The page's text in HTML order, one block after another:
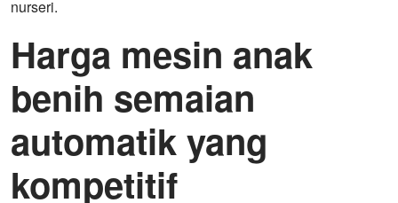
nurseri.
Harga mesin anak
benih semaian
automatik yang
kompetitif